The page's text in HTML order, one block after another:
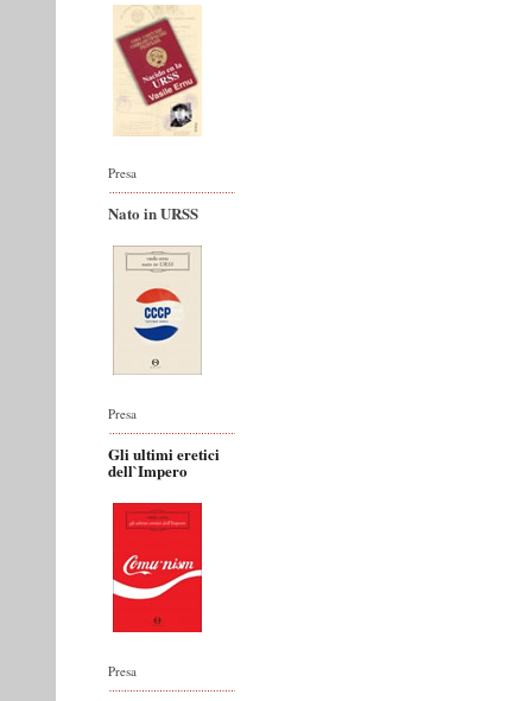
Presa
Nato in URSS
Presa
Gli ultimi eretici
dell`Impero
Presa